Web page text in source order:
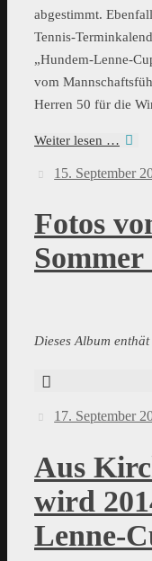
abgestimmt.
Tennis-
„Hundem-Lenne-
vom
Herren 50 für die
Weiter lesen …
15. September
Fotos
Sommer
Dieses Album enthät
17. September
Aus
wird
Lenne-